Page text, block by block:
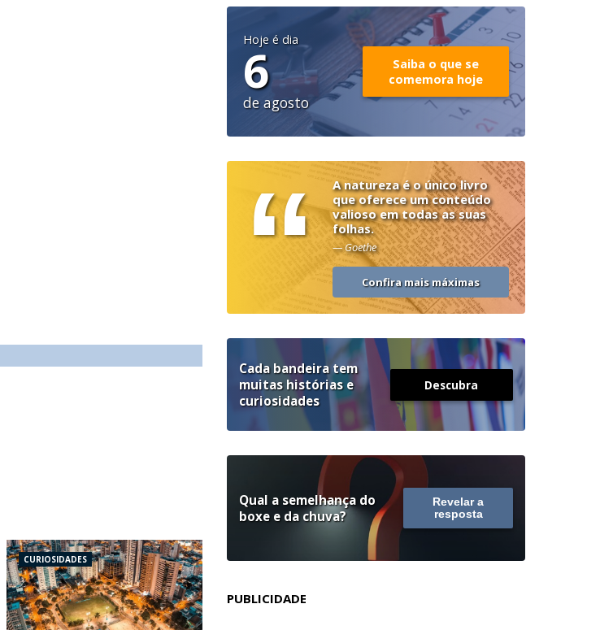
CURIOSIDADES
Hoje é dia
6
de agosto
Saiba o que se
comemora hoje
“
A natureza é o único livro
que oferece um conteúdo
valioso em todas as suas
folhas.
— Goethe
Confira mais máximas
Cada bandeira tem
muitas histórias e
curiosidades
Descubra
Qual a semelhança do
boxe e da chuva?
Revelar a
resposta
PUBLICIDADE